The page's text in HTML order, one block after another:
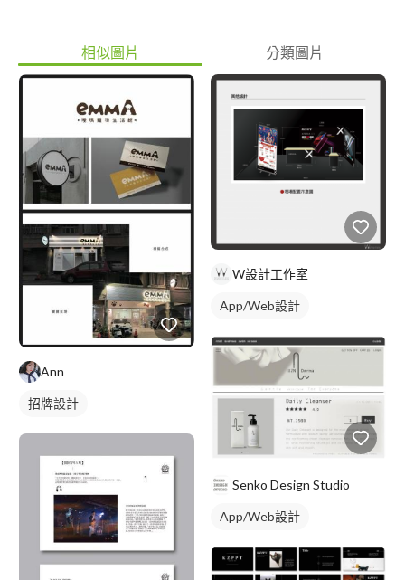
相似圖片 分類圖片
Ann
招牌設計
W設計工作室
App/Web設計
Senko Design Studio
App/Web設計